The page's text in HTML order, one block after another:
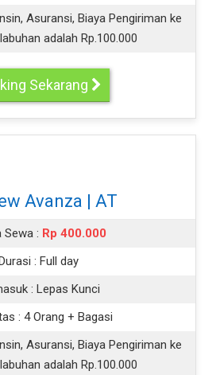
Asuransi, Biaya Pengiriman ke
adalah Rp.100.000
Sekarang
Avanza | AT
Sewa : Rp 400.000
: Full day
: Lepas Kunci
: 4 Orang + Bagasi
Asuransi, Biaya Pengiriman ke
adalah Rp.100.000